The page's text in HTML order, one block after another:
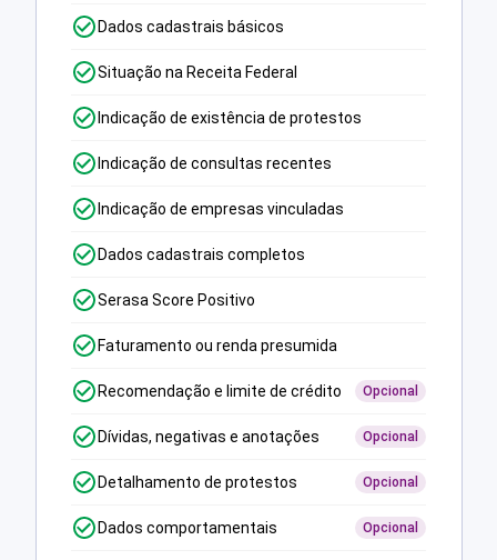
Dados cadastrais básicos
Situação na Receita Federal
Indicação de existência de protestos
Indicação de consultas recentes
Indicação de empresas vinculadas
Dados cadastrais completos
Serasa Score Positivo
Faturamento ou renda presumida
Recomendação e limite de crédito Opcional
Dívidas, negativas e anotações Opcional
Detalhamento de protestos Opcional
Dados comportamentais Opcional